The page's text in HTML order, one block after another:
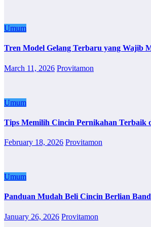
Umum
Tren Model Gelang Terbaru yang Wajib
March 11, 2026 Provitamon
Umum
Tips Memilih Cincin Pernikahan Terbaik
February 18, 2026 Provitamon
Umum
Panduan Mudah Beli Cincin Berlian
January 26, 2026 Provitamon